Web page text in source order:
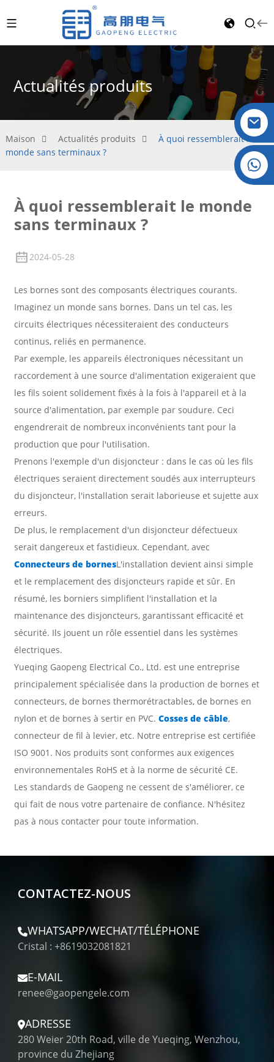
Actualités produits
Maison Actualités produits
À quoi ressemblerait le
monde sans terminaux ?
À quoi ressemblerait le monde
sans terminaux ?
2024-05-28
Les bornes sont des composants électriques courants.
Imaginez un monde sans bornes. Dans un tel cas, les
circuits électriques nécessiteraient des conducteurs
continus, reliés en permanence.
Par exemple, les appareils électroniques nécessitant un
raccordement à une source d'alimentation exigeraient que
les fils soient solidement fixés à la fois à l'appareil et à la
source d'alimentation, par exemple par soudure. Ceci
engendrerait de nombreux inconvénients tant pour la
production que pour l'utilisation.
Prenons l'exemple d'un disjoncteur : dans le cas où les fils
électriques seraient directement soudés aux interrupteurs
du disjoncteur, l'installation serait laborieuse et sujette aux
erreurs.
De plus, le remplacement d'un disjoncteur défectueux
serait dangereux et fastidieux. Cependant, avec
Connecteurs de bornesL'installation devient ainsi simple
et le remplacement des disjoncteurs rapide et sûr. En
résumé, les borniers simplifient l'installation et la
maintenance des disjoncteurs, garantissant efficacité et
sécurité. Ils jouent un rôle essentiel dans les systèmes
électriques.
Yueqing Gaopeng Electrical Co., Ltd. est une entreprise
principalement spécialisée dans la production de bornes et
connecteurs, de bornes thermorétractables, de bornes en
nylon et de bornes à sertir en PVC. Cosses de câble,
connecteur de fil à levier, etc. Notre entreprise est certifiée
ISO 9001. Nos produits sont conformes aux exigences
environnementales RoHS et à la norme de sécurité CE.
Les standards de Gaopeng ne cessent de s'améliorer, ce
qui fait de nous votre partenaire de confiance. N'hésitez
pas à nous contacter pour toute information.
CONTACTEZ-NOUS
WHATSAPP/WECHAT/TÉLÉPHONE
Cristal : +8619032081821
E-MAIL
renee@gaopengele.com
ADRESSE
280 Weier 20th Road, ville de Yueqing, Wenzhou,
province du Zhejiang